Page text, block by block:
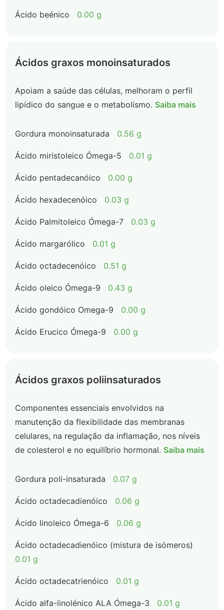
Ácido beénico 0.00 g
Ácidos graxos monoinsaturados
Apoiam a saúde das células, melhoram o perfil
lipídico do sangue e o metabolismo. Saiba mais
Gordura monoinsaturada 0.56 g
Ácido miristoleico Ómega-5 0.01 g
Ácido pentadecanóico 0.00 g
Ácido hexadecenóico 0.03 g
Ácido Palmitoleico Ómega-7 0.03 g
Ácido margarólico 0.01 g
Ácido octadecenóico 0.51 g
Ácido oleico Ómega-9 0.43 g
Ácido gondóico Omega-9 0.00 g
Ácido Erucico Ómega-9 0.00 g
Ácidos graxos poliinsaturados
Componentes essenciais envolvidos na
manutenção da flexibilidade das membranas
celulares, na regulação da inflamação, nos níveis
de colesterol e no equilíbrio hormonal. Saiba mais
Gordura poli-insaturada 0.07 g
Ácido octadecadienóico 0.06 g
Ácido linoleico Ómega-6 0.06 g
Ácido octadecadienóico (mistura de isómeros)
0.01 g
Ácido octadecatrienóico 0.01 g
Ácido alfa-linolénico ALA Ómega-3 0.01 g